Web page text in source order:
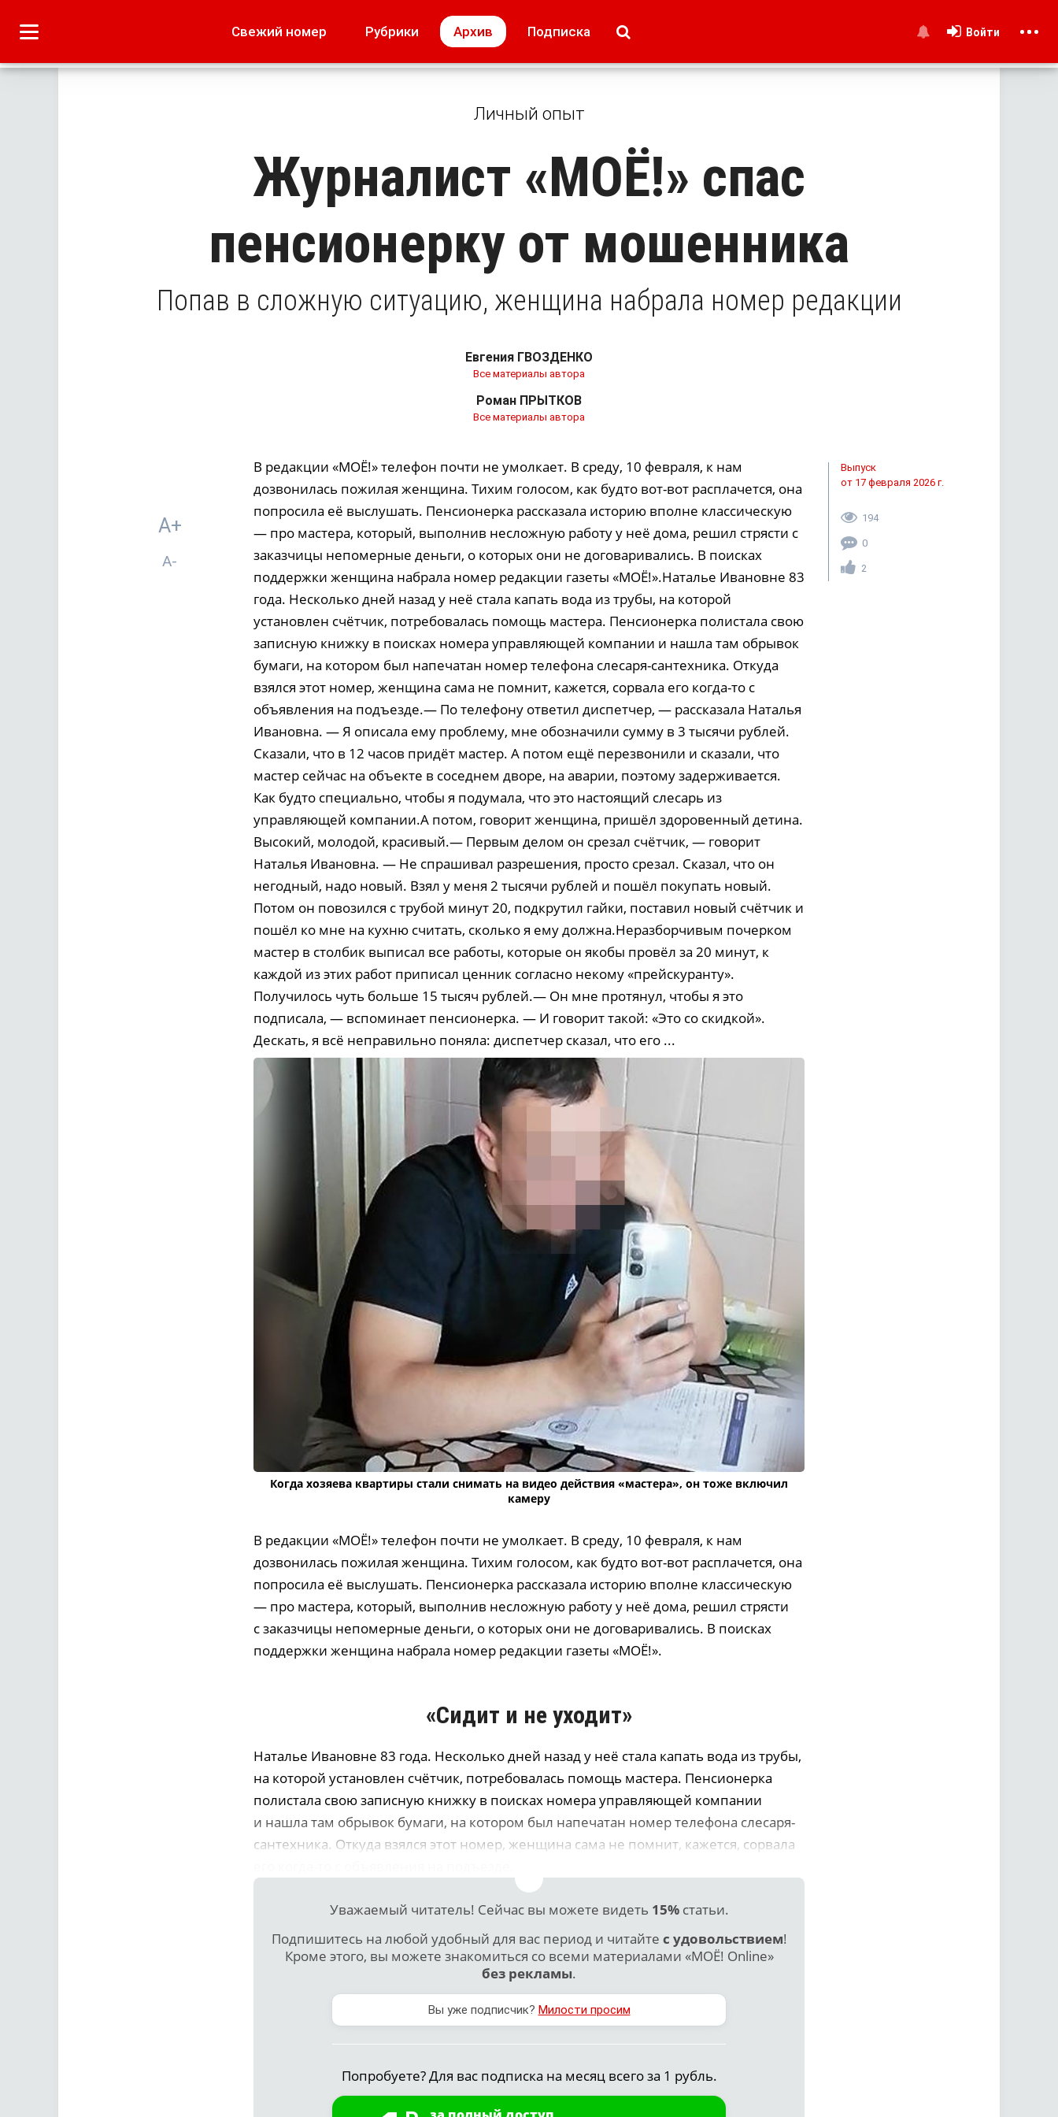
Свежий номер Рубрики Архив Подписка Войти
Лето наших читателей
МОЁ! Плюс Липецк
Образование + карьера
Свадьба недели
Личный опыт
Журналист «МОЁ!» спас
пенсионерку от мошенника
Попав в сложную ситуацию, женщина набрала номер редакции
Евгения ГВОЗДЕНКО
Все материалы автора
Роман ПРЫТКОВ
Все материалы автора
A+
A-
В редакции «МОЁ!» телефон почти не умолкает. В среду, 10 февраля, к нам
дозвонилась пожилая женщина. Тихим голосом, как будто вот-вот расплачется, она
попросила её выслушать. Пенсионерка рассказала историю вполне классическую
— про мастера, который, выполнив несложную работу у неё дома, решил стрясти с
заказчицы непомерные деньги, о которых они не договаривались. В поисках
поддержки женщина набрала номер редакции газеты «МОЁ!».Наталье Ивановне 83
года. Несколько дней назад у неё стала капать вода из трубы, на которой
установлен счётчик, потребовалась помощь мастера. Пенсионерка полистала свою
записную книжку в поисках номера управляющей компании и нашла там обрывок
бумаги, на котором был напечатан номер телефона слесаря-сантехника. Откуда
взялся этот номер, женщина сама не помнит, кажется, сорвала его когда-то с
объявления на подъезде.— По телефону ответил диспетчер, — рассказала Наталья
Ивановна. — Я описала ему проблему, мне обозначили сумму в 3 тысячи рублей.
Сказали, что в 12 часов придёт мастер. А потом ещё перезвонили и сказали, что
мастер сейчас на объекте в соседнем дворе, на аварии, поэтому задерживается.
Как будто специально, чтобы я подумала, что это настоящий слесарь из
управляющей компании.А потом, говорит женщина, пришёл здоровенный детина.
Высокий, молодой, красивый.— Первым делом он срезал счётчик, — говорит
Наталья Ивановна. — Не спрашивал разрешения, просто срезал. Сказал, что он
негодный, надо новый. Взял у меня 2 тысячи рублей и пошёл покупать новый.
Потом он повозился с трубой минут 20, подкрутил гайки, поставил новый счётчик и
пошёл ко мне на кухню считать, сколько я ему должна.Неразборчивым почерком
мастер в столбик выписал все работы, которые он якобы провёл за 20 минут, к
каждой из этих работ приписал ценник согласно некому «прейскуранту».
Получилось чуть больше 15 тысяч рублей.— Он мне протянул, чтобы я это
подписала, — вспоминает пенсионерка. — И говорит такой: «Это со скидкой».
Дескать, я всё неправильно поняла: диспетчер сказал, что его ...
Когда хозяева квартиры стали снимать на видео действия «мастера», он тоже включил
камеру
В редакции «МОЁ!» телефон почти не умолкает. В среду, 10 февраля, к нам
дозвонилась пожилая женщина. Тихим голосом, как будто вот-вот расплачется, она
попросила её выслушать. Пенсионерка рассказала историю вполне классическую
— про мастера, который, выполнив несложную работу у неё дома, решил стрясти
с заказчицы непомерные деньги, о которых они не договаривались. В поисках
поддержки женщина набрала номер редакции газеты «МОЁ!».
«Сидит и не уходит»
Наталье Ивановне 83 года. Несколько дней назад у неё стала капать вода из трубы,
на которой установлен счётчик, потребовалась помощь мастера. Пенсионерка
полистала свою записную книжку в поисках номера управляющей компании
и нашла там обрывок бумаги, на котором был напечатан номер телефона слесаря-
сантехника. Откуда взялся этот номер, женщина сама не помнит, кажется, сорвала
Уважаемый читатель! Сейчас вы можете видеть 15%статьи.
Подпишитесь на любой удобный для вас период и читайте с удовольствием!
Кроме этого, вы можете знакомиться со всеми материалами «МОЁ! Online»
без рекламы.
Вы уже подписчик? Милости просим
Попробуете? Для вас подписка на месяц всего за 1 рубль.
Выпуск
от 17 февраля 2026 г.
194
0
2